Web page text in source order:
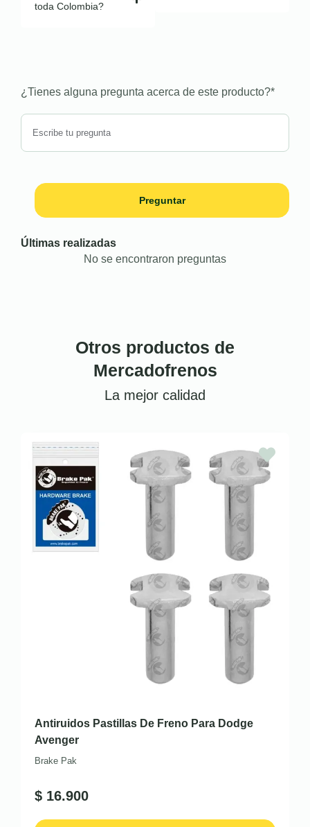
toda Colombia?
¿Tienes alguna pregunta acerca de este producto?*
Preguntar
Últimas realizadas
No se encontraron preguntas
Otros productos de
Mercadofrenos
La mejor calidad
Antiruidos Pastillas De Freno Para Dodge
Avenger
Brake Pak
$ 16.900